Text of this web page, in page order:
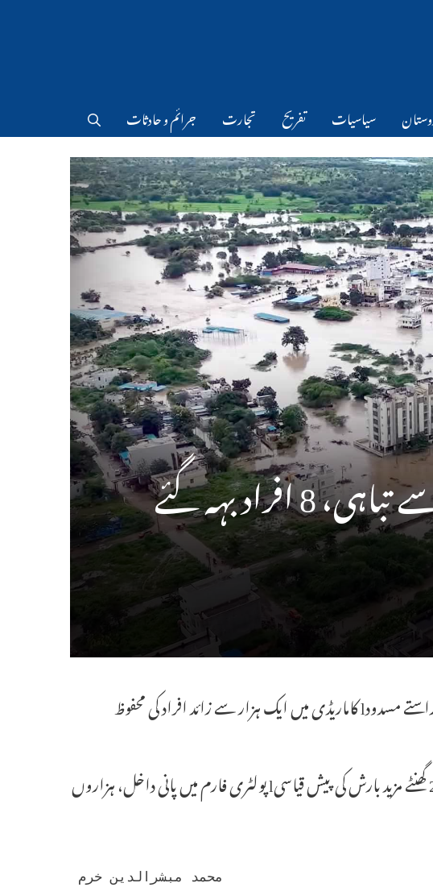
سیاسیات تفریح تجارت جرائم و حادثات
بہہ گئے
l ریل پٹریوں کو نقصان l اہم شاہراہیں اور مواضعات کے راستے مسدودl کاماریڈی میں ایک ہزار سے زائد افراد کی محفوظ
lاضلاع کاماریڈی اور میدک میں ریڈ الرٹ جاری l آئندہ 24 گھنٹے مزید بارش کی پیش قیاسیl پولٹری فارم میں پانی داخل، ہزاروں
محمد مبشرالدین خرم